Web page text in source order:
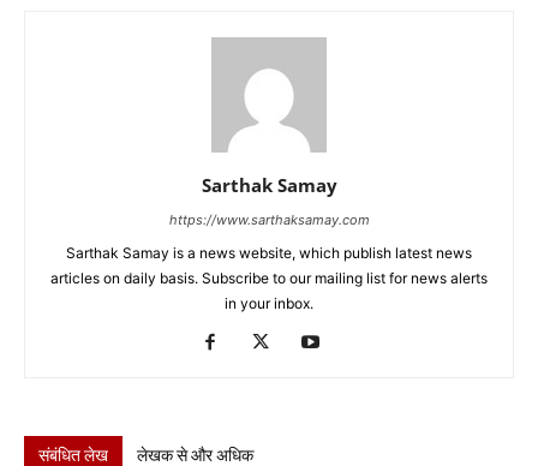
Sarthak Samay
https://www.sarthaksamay.com
Sarthak Samay is a news website, which publish latest news
articles on daily basis. Subscribe to our mailing list for news alerts
in your inbox.
संबंधित लेख लेखक से और अधिक